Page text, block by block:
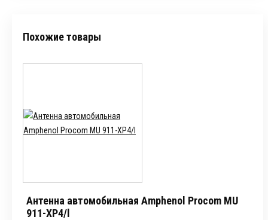
Похожие товары
Антенна автомобильная Amphenol Procom MU
911-XP4/l